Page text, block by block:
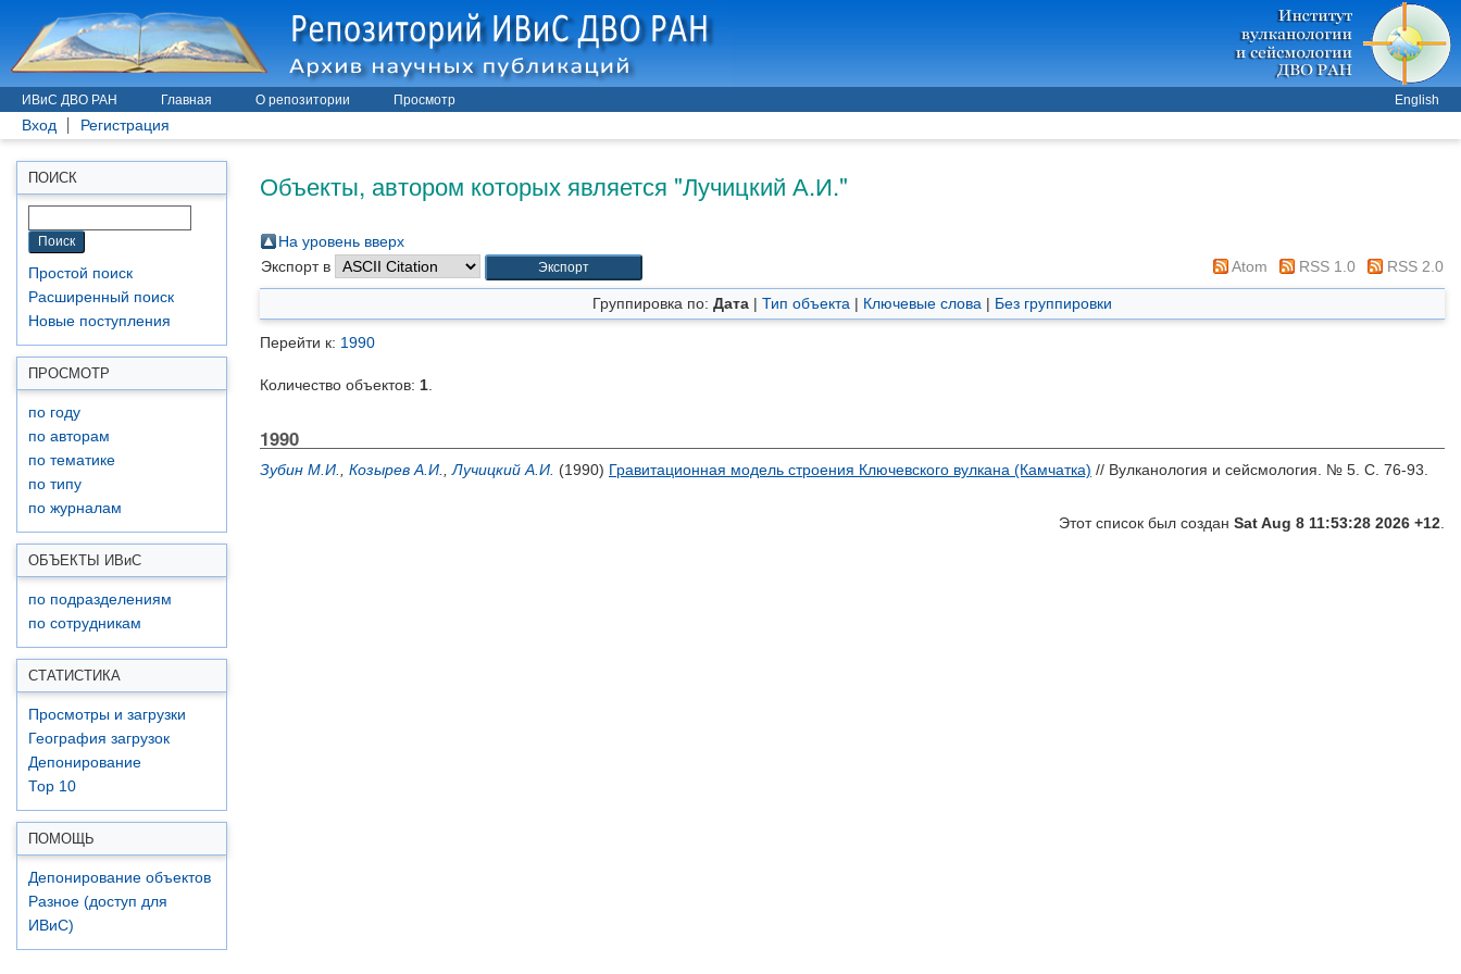
ИВиС ДВО РАН Главная О репозитории Просмотр English
Вход Регистрация
ПОИСК
Простой поиск
Расширенный поиск
Новые поступления
ПРОСМОТР
по году
по авторам
по тематике
по типу
по журналам
ОБЪЕКТЫ ИВиС
по подразделениям
по сотрудникам
СТАТИСТИКА
Просмотры и загрузки
География загрузок
Депонирование
Top 10
ПОМОЩЬ
Депонирование объектов
Разное (доступ для
ИВиС)
Объекты, автором которых является "Лучицкий А.И."
На уровень вверх
Экспорт в
Atom RSS 1.0 RSS 2.0
Группировка по: Дата | Тип объекта | Ключевые слова | Без группировки
Перейти к: 1990
Количество объектов: 1
1990
Зубин М.И. Козырев А.И. Лучицкий А.И. (1990) Гравитационная модель строения Ключевского вулкана (Камчатка) // Вулканология и сейсмология. № 5. С. 76-93.
Этот список был создан Sat Aug 8 11:53:28 2026 +12